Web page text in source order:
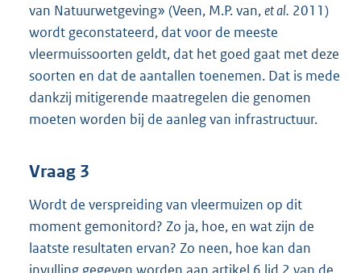
van Natuurwetgeving» (Veen, M.P. van,et al. 2011)
wordt geconstateerd, dat voor de meeste
vleermuissoorten geldt, dat het goed gaat met deze
soorten en dat de aantallen toenemen. Dat is mede
dankzij mitigerende maatregelen die genomen
moeten worden bij de aanleg van infrastructuur.
Vraag 3
Wordt de verspreiding van vleermuizen op dit
moment gemonitord? Zo ja, hoe, en wat zijn de
laatste resultaten ervan? Zo neen, hoe kan dan